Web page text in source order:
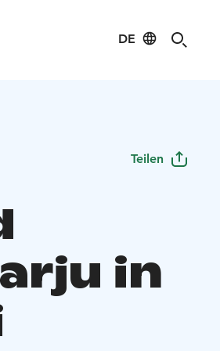
DE
Teilen
in